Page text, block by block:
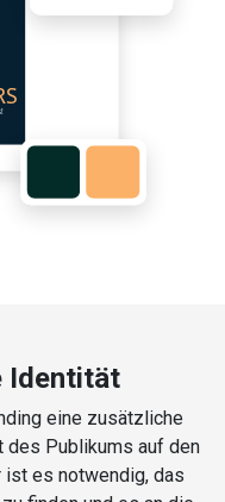
Identität
eine zusätzliche
des Publikums auf den
ist es notwendig, das